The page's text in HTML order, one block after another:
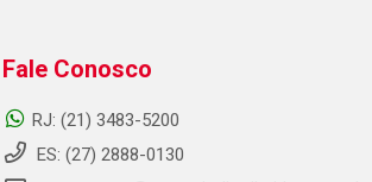
Fale Conosco
RJ: (21) 3483-5200
ES: (27) 2888-0130